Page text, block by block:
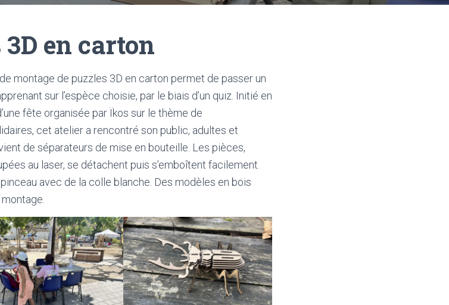
en carton
montage de puzzles 3D en carton permet de passer un
sur l’espèce choisie, par le biais d’un quiz. Initié en
fête organisée par Ïkos sur le thème de
cet atelier a rencontré son public, adultes et
de séparateurs de mise en bouteille. Les pièces,
au laser, se détachent puis s’emboîtent facilement.
avec de la colle blanche. Des modèles en bois